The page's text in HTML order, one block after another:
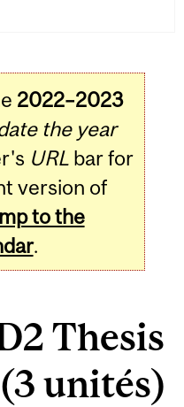
2022–2023
the year
URLbar for
version of
to the
.
Thesis
unités)